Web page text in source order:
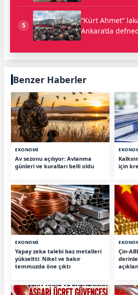
5
“Kürt Ahmet”
Ankara’da
Benzer Haberler
EKONOMİ
Av sezonu açılıyor: Avlanma
günleri ve kuralları belli oldu
için
EKONOMİ
Yapay zeka talebi baz metalleri
yükseltti: Nikel ve bakır
temmuzda öne çıktı
Çin-